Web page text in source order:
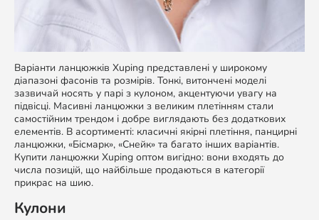
Варіанти ланцюжків Xuping представлені у широкому
діапазоні фасонів та розмірів. Тонкі, витончені моделі
зазвичай носять у парі з кулоном, акцентуючи увагу на
підвісці. Масивні ланцюжки з великим плетінням стали
самостійним трендом і добре виглядають без додаткових
елементів. В асортименті: класичні якірні плетіння, панцирні
ланцюжки, «Бісмарк», «Снейк» та багато інших варіантів.
Купити ланцюжки Xuping оптом вигідно: вони входять до
числа позицій, що найбільше продаються в категорії
прикрас на шию.
Кулони